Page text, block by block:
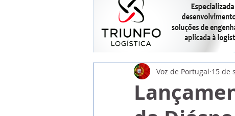
Voz de Portugal 15 de